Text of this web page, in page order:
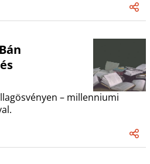
– millenniumi